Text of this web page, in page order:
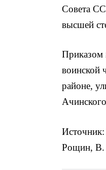
Совета
высшей
Приказом
воинской
районе,
Рощин, В.